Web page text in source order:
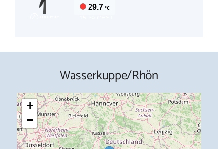
Wasserkuppe/Rhön
+
−